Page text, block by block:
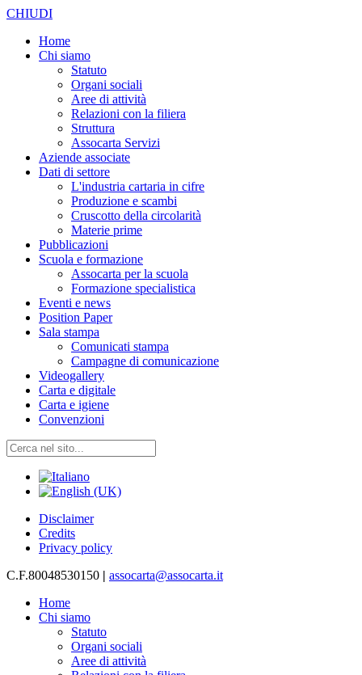
CHIUDI
Home
Chi siamo
Statuto
Organi sociali
Aree di attività
Relazioni con la filiera
Struttura
Assocarta Servizi
Aziende associate
Dati di settore
L'industria cartaria in cifre
Produzione e scambi
Cruscotto della circolarità
Materie prime
Pubblicazioni
Scuola e formazione
Assocarta per la scuola
Formazione specialistica
Eventi e news
Position Paper
Sala stampa
Comunicati stampa
Campagne di comunicazione
Videogallery
Carta e digitale
Carta e igiene
Convenzioni
Disclaimer
Credits
Privacy policy
C.F.80048530150 | assocarta@assocarta.it
Home
Chi siamo
Statuto
Organi sociali
Aree di attività